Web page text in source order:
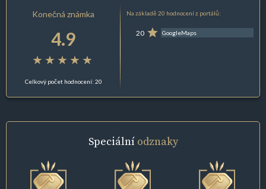
Konečná známka
4.9
Celkový počet hodnocení: 20
Na základě 20 hodnocení z portálů:
20 GoogleMaps
Speciální odznaky